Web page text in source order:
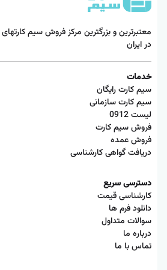
معتبرترین و بزرگترین مرکز فروش سیم کارتهای
در ایران
خدمات
سیم کارت رایگان
سیم کارت سازمانی
لیست 0912
فروش سیم کارت
فروش عمده
دریافت گواهی کارشناسی
دسترسی سریع
کارشناسی قیمت
دانلود فرم ها
سوالات متداول
درباره ما
تماس با ما